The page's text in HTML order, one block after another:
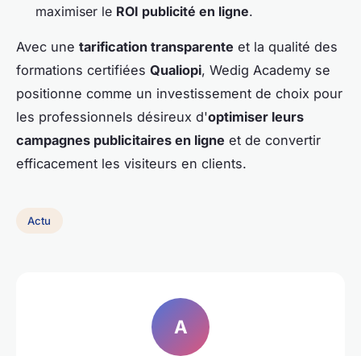
maximiser le ROI publicité en ligne.
Avec une tarification transparente et la qualité des
formations certifiées Qualiopi, Wedig Academy se
positionne comme un investissement de choix pour
les professionnels désireux d'optimiser leurs
campagnes publicitaires en ligne et de convertir
efficacement les visiteurs en clients.
Actu
A